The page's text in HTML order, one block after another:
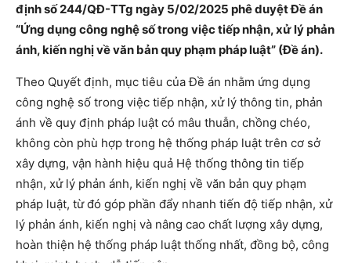
định số 244/QĐ-TTg ngày 5/02/2025 phê duyệt Đề án
“Ứng dụng công nghệ số trong việc tiếp nhận, xử lý phản
ánh, kiến nghị về văn bản quy phạm pháp luật” (Đề án).
Theo Quyết định, mục tiêu của Đề án nhằm ứng dụng
công nghệ số trong việc tiếp nhận, xử lý thông tin, phản
ánh về quy định pháp luật có mâu thuẫn, chồng chéo,
không còn phù hợp trong hệ thống pháp luật trên cơ sở
xây dựng, vận hành hiệu quả Hệ thống thông tin tiếp
nhận, xử lý phản ánh, kiến nghị về văn bản quy phạm
pháp luật, từ đó góp phần đẩy nhanh tiến độ tiếp nhận, xử
lý phản ánh, kiến nghị và nâng cao chất lượng xây dựng,
hoàn thiện hệ thống pháp luật thống nhất, đồng bộ, công